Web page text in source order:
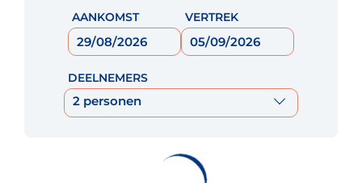
AANKOMST VERTREK
DEELNEMERS
2 personen